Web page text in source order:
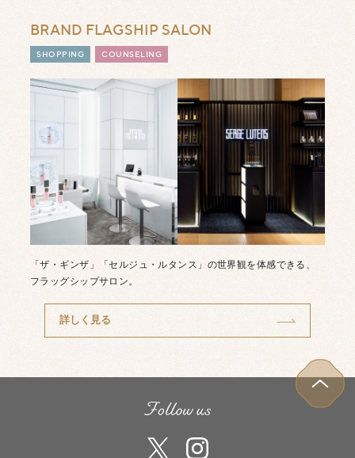
BRAND FLAGSHIP SALON
SHOPPING COUNSELING
「ザ・ギンザ」「セルジュ・ルタンス」の世界観を体感できる、
フラッグシップサロン。
詳しく見る